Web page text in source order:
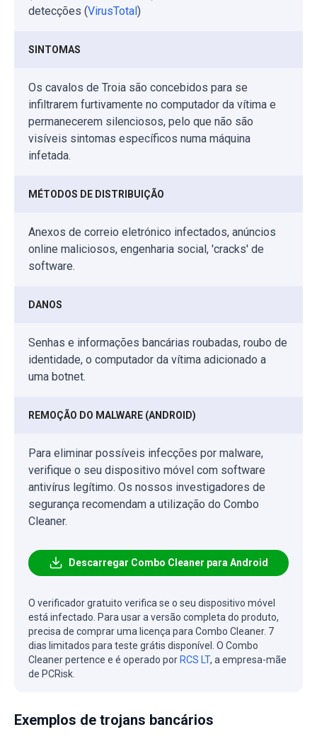
detecções (VirusTotal)
SINTOMAS
Os cavalos de Troia são concebidos para se
infiltrarem furtivamente no computador da vítima e
permanecerem silenciosos, pelo que não são
visíveis sintomas específicos numa máquina
infetada.
MÉTODOS DE DISTRIBUIÇÃO
Anexos de correio eletrónico infectados, anúncios
online maliciosos, engenharia social, 'cracks' de
software.
DANOS
Senhas e informações bancárias roubadas, roubo de
identidade, o computador da vítima adicionado a
uma botnet.
REMOÇÃO DO MALWARE (ANDROID)
Para eliminar possíveis infecções por malware,
verifique o seu dispositivo móvel com software
antivírus legítimo. Os nossos investigadores de
segurança recomendam a utilização do Combo
Cleaner.
Descarregar Combo Cleaner para Android
O verificador gratuito verifica se o seu dispositivo móvel
está infectado. Para usar a versão completa do produto,
precisa de comprar uma licença para Combo Cleaner. 7
dias limitados para teste grátis disponível. O Combo
Cleaner pertence e é operado porRCS LT, a empresa-mãe
de PCRisk.
Exemplos de trojans bancários